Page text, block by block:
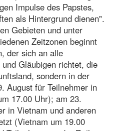
Impulse des Papstes,
als Hintergrund dienen".
Gebieten und unter
Zeitzonen beginnt
der sich an alle
Gläubigen richtet, die
sondern in der
August für Teilnehmer in
17.00 Uhr); am 23.
in Vietnam und anderen
(Vietnam um 19.00